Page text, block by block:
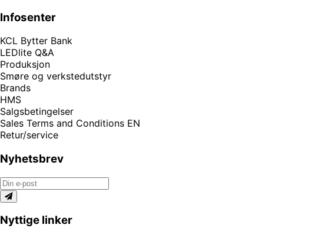
Infosenter
KCL Bytter Bank
LEDlite Q&A
Produksjon
Smøre og verkstedutstyr
Brands
HMS
Salgsbetingelser
Sales Terms and Conditions EN
Retur/service
Nyhetsbrev
Nyttige linker